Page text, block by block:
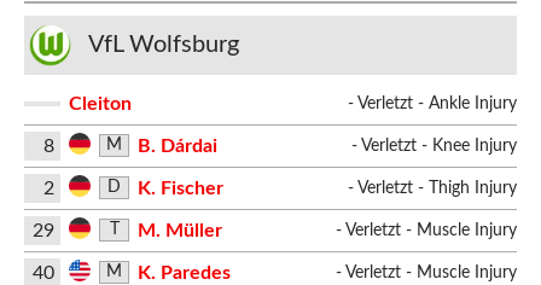
VfL Wolfsburg
Cleiton - Verletzt - Ankle Injury
8 M B. Dárdai - Verletzt - Knee Injury
2 D K. Fischer - Verletzt - Thigh Injury
29 M. Müller - Verletzt - Muscle Injury
40 M K. Paredes - Verletzt - Muscle Injury